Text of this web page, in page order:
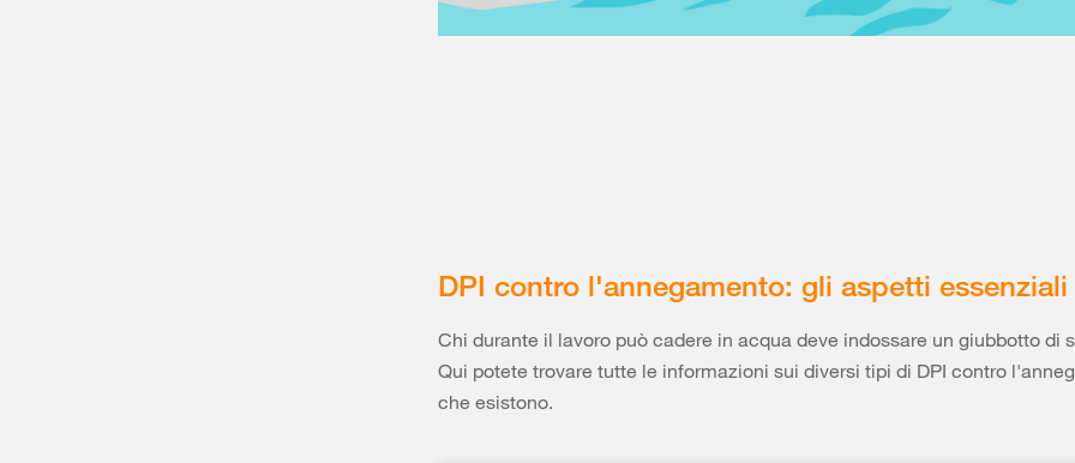
DPI contro l'annegamento: gli aspetti essenziali
Chi durante il lavoro può cadere in acqua deve indossare un giubbotto di
Qui potete trovare tutte le informazioni sui diversi tipi di DPI contro
che esistono.